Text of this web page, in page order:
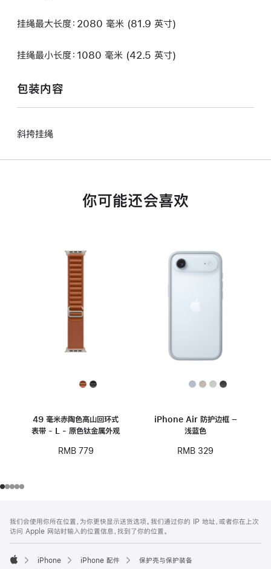
挂绳最大长度：2080 毫米 (81.9 英寸)
挂绳最小长度：1080 毫米 (42.5 英寸)
包装内容
斜挎挂绳
你可能还会喜欢
49 毫米赤陶色高山回环式
表带 - L - 原色钛金属外观
RMB 779
iPhone Air 防护边框 –
浅蓝色
RMB 329
页
页
脚
注
我们会使用你所在位置，为你更快显示送货选项。我们通过你的 IP 地址，或者你在上次
访问 Apple 网站时输入的位置信息，找到了你的位置。
iPhone iPhone 配件
保护壳与保护装备